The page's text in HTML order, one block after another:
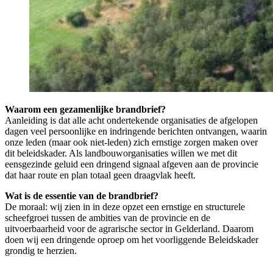
Waarom een gezamenlijke brandbrief?
Aanleiding is dat alle acht ondertekende organisaties de afgelopen
dagen veel persoonlijke en indringende berichten ontvangen, waarin
onze leden (maar ook niet-leden) zich ernstige zorgen maken over
dit beleidskader. Als landbouworganisaties willen we met dit
eensgezinde geluid een dringend signaal afgeven aan de provincie
dat haar route en plan totaal geen draagvlak heeft.
Wat is de essentie van de brandbrief?
De moraal: wij zien in in deze opzet een ernstige en structurele
scheefgroei tussen de ambities van de provincie en de
uitvoerbaarheid voor de agrarische sector in Gelderland. Daarom
doen wij een dringende oproep om het voorliggende Beleidskader
grondig te herzien.